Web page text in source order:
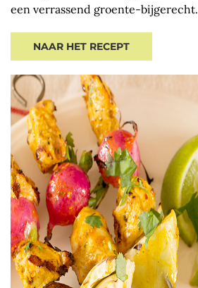
een verrassend groente-bijgerecht.
NAAR HET RECEPT